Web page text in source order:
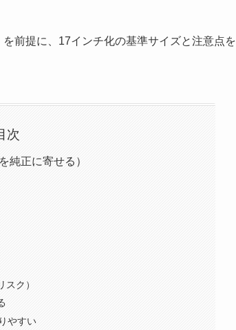
前提に、17インチ化の基準サイズと注意点を
次
純正に寄せる）
ク）
やすい